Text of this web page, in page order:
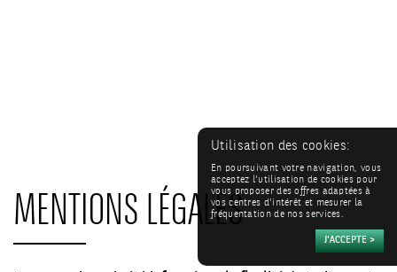
MENTIONS LÉGALES
Utilisation des cookies:
En poursuivant votre navigation, vous
acceptez l'utilisation de cookies pour
vous proposer des offres adaptées à
vos centres d'intérêt et mesurer la
fréquentation de nos services.